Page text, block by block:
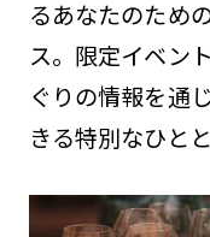
るあなたのため
ス。限定イベン
ぐりの情報を通
きる特別なひと